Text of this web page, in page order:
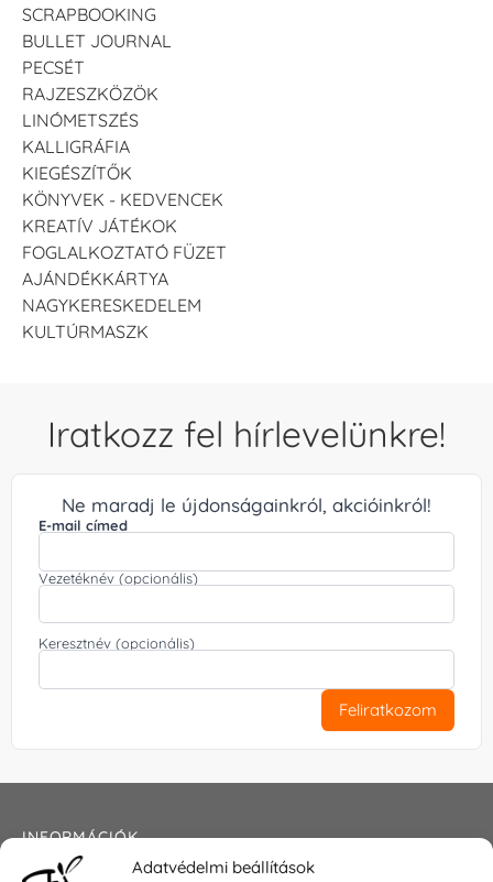
Adatvédelmi beállítások
SCRAPBOOKING
BULLET JOURNAL
PECSÉT
RAJZESZKÖZÖK
LINÓMETSZÉS
KALLIGRÁFIA
KIEGÉSZÍTŐK
KÖNYVEK - KEDVENCEK
KREATÍV JÁTÉKOK
FOGLALKOZTATÓ FÜZET
AJÁNDÉKKÁRTYA
NAGYKERESKEDELEM
KULTÚRMASZK
Iratkozz fel hírlevelünkre!
Ne maradj le újdonságainkról, akcióinkról!
E-mail címed
Vezetéknév (opcionális)
Keresztnév (opcionális)
Feliratkozom
INFORMÁCIÓK